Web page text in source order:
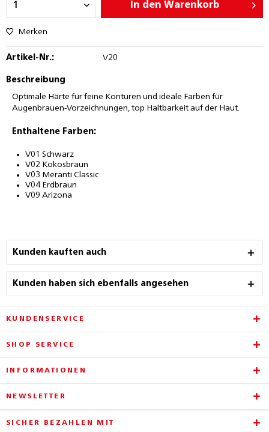
In den Warenkorb
Merken
Artikel-Nr.: V20
Beschreibung
Optimale Härte für feine Konturen und ideale Farben für
Augenbrauen-Vorzeichnungen, top Haltbarkeit auf der Haut.
Enthaltene Farben:
V01 Schwarz
V02 Kokosbraun
V03 Meranti Classic
V04 Erdbraun
V09 Arizona
Kunden kauften auch
Kunden haben sich ebenfalls angesehen
KUNDENSERVICE
SHOP SERVICE
INFORMATIONEN
NEWSLETTER
SICHER BEZAHLEN MIT